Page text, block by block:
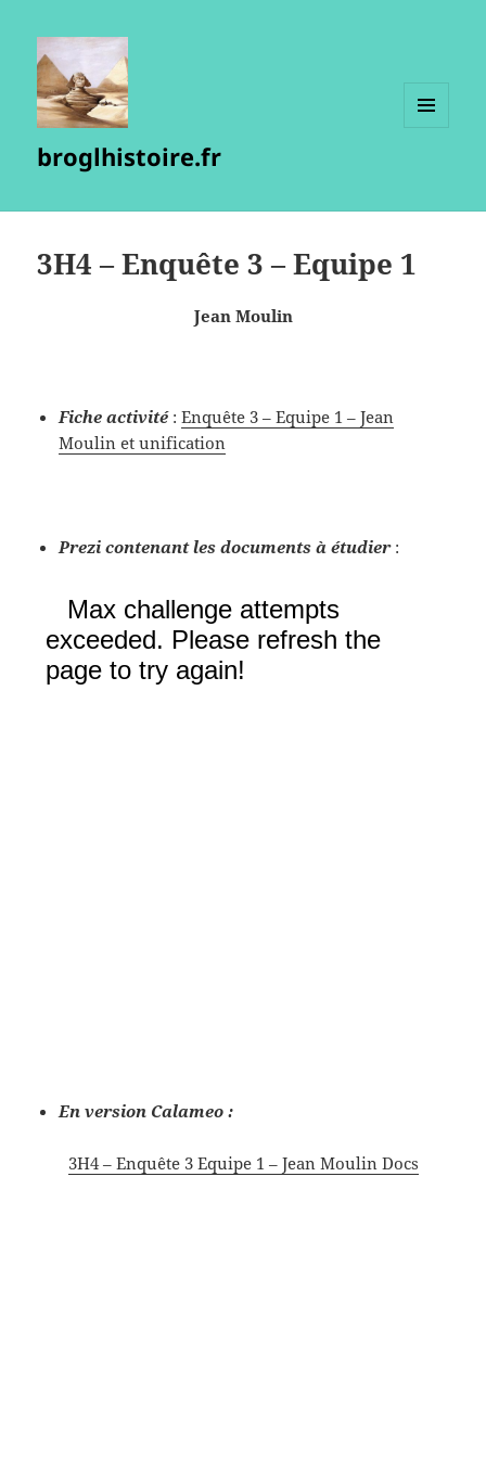
broglhistoire.fr
3H4 – Enquête 3 – Equipe 1
Jean Moulin
Fiche activité:Enquête 3 – Equipe 1 – Jean
Moulin et unification
Prezi contenant les documents à étudier:
En version Calameo :
3H4 – Enquête 3 Equipe 1 – Jean Moulin Docs